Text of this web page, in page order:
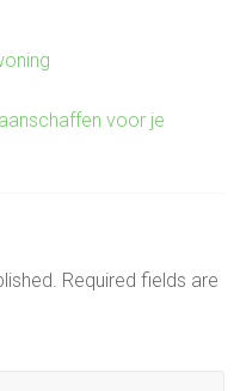
voor je
Required fields are